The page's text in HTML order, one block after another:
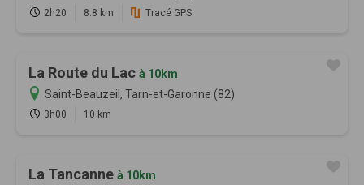
2h20 8.8 km Tracé GPS
La Route du Lac à 10km
Saint-Beauzeil, Tarn-et-Garonne (82)
3h00 10 km
La Tancanne à 10km